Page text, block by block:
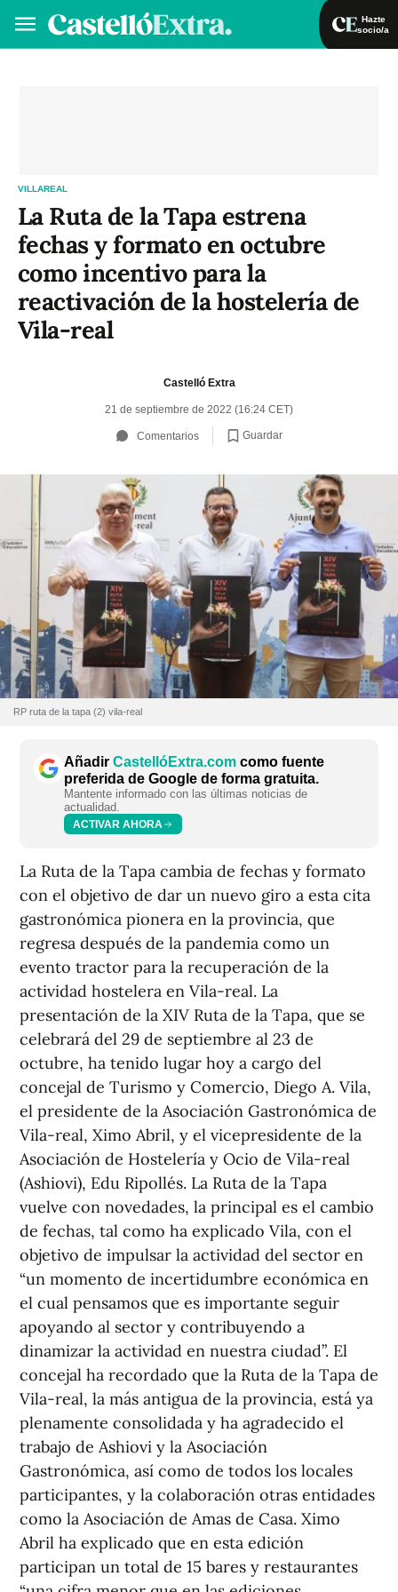
Hazte
socio/a
VILLAREAL
La Ruta de la Tapa estrena
fechas y formato en octubre
como incentivo para la
reactivación de la hostelería de
Vila-real
Castelló Extra
21 de septiembre de 2022 (16:24 CET)
Comentarios Guardar
RP ruta de la tapa (2) vila-real
Añadir CastellóExtra.com como fuente
preferida de Google de forma gratuita.
Mantente informado con las últimas noticias de
actualidad.
ACTIVAR AHORA
La Ruta de la Tapa cambia de fechas y formato
con el objetivo de dar un nuevo giro a esta cita
gastronómica pionera en la provincia, que
regresa después de la pandemia como un
evento tractor para la recuperación de la
actividad hostelera en Vila-real. La
presentación de la XIV Ruta de la Tapa, que se
celebrará del 29 de septiembre al 23 de
octubre, ha tenido lugar hoy a cargo del
concejal de Turismo y Comercio, Diego A. Vila,
el presidente de la Asociación Gastronómica de
Vila-real, Ximo Abril, y el vicepresidente de la
Asociación de Hostelería y Ocio de Vila-real
(Ashiovi), Edu Ripollés. La Ruta de la Tapa
vuelve con novedades, la principal es el cambio
de fechas, tal como ha explicado Vila, con el
objetivo de impulsar la actividad del sector en
“un momento de incertidumbre económica en
el cual pensamos que es importante seguir
apoyando al sector y contribuyendo a
dinamizar la actividad en nuestra ciudad”. El
concejal ha recordado que la Ruta de la Tapa de
Vila-real, la más antigua de la provincia, está ya
plenamente consolidada y ha agradecido el
trabajo de Ashiovi y la Asociación
Gastronómica, así como de todos los locales
participantes, y la colaboración otras entidades
como la Asociación de Amas de Casa. Ximo
Abril ha explicado que en esta edición
participan un total de 15 bares y restaurantes